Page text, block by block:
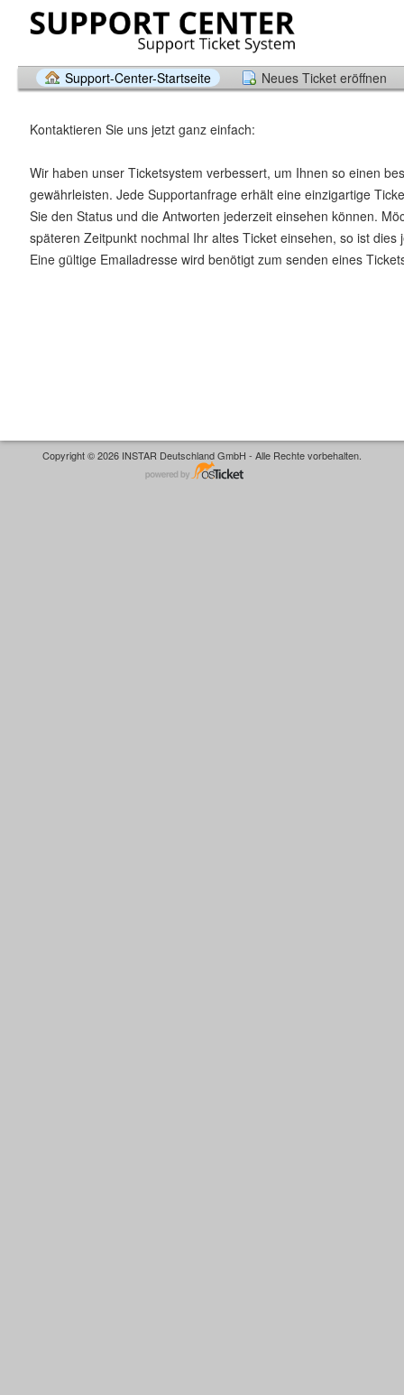
Support-Center-Startseite Neues Ticket eröffnen
Kontaktieren Sie uns jetzt ganz einfach:
Wir haben unser Ticketsystem verbessert, um Ihnen so einen
gewährleisten. Jede Supportanfrage erhält eine einzigartige
Sie den Status und die Antworten jederzeit einsehen können.
späteren Zeitpunkt nochmal Ihr altes Ticket einsehen, so ist dies
Eine gültige Emailadresse wird benötigt zum senden eines
Copyright © 2026 INSTAR Deutschland GmbH - Alle Rechte vorbehalten.